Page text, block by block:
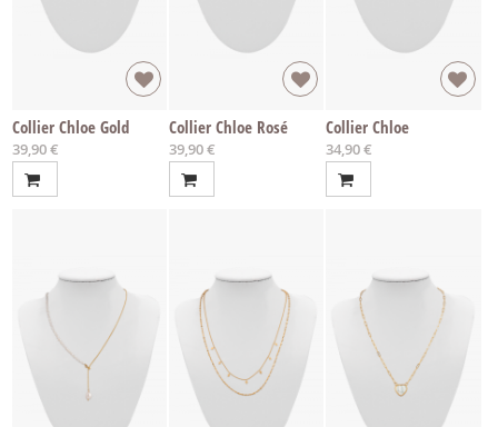
Collier Chloe Gold
39,90 €
Collier Chloe Rosé
39,90 €
Collier Chloe
34,90 €